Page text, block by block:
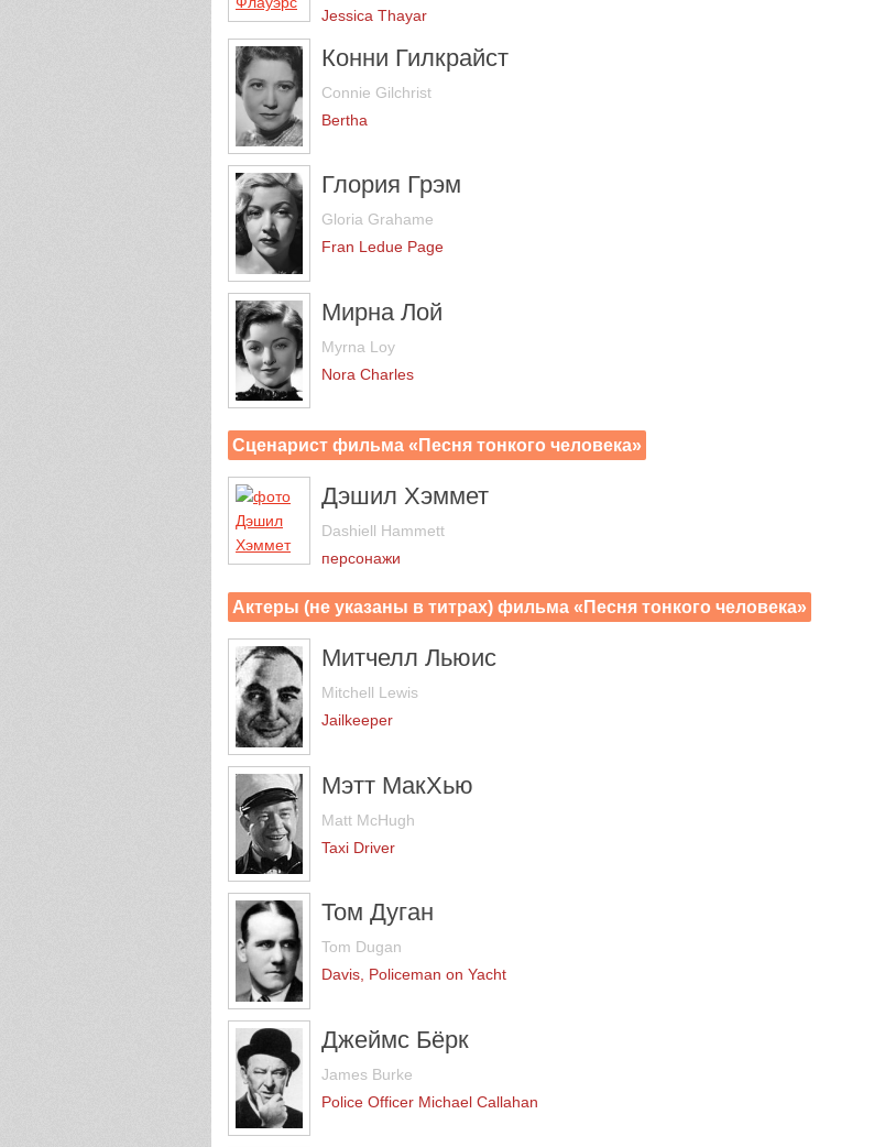
Jessica Thayar
Конни Гилкрайст
Connie Gilchrist
Bertha
Глория Грэм
Gloria Grahame
Fran Ledue Page
Мирна Лой
Myrna Loy
Nora Charles
Сценарист фильма «Песня тонкого человека»
Дэшил Хэммет
Dashiell Hammett
персонажи
Актеры (не указаны в титрах) фильма «Песня тонкого человека»
Митчелл Льюис
Mitchell Lewis
Jailkeeper
Мэтт МакХью
Matt McHugh
Taxi Driver
Том Дуган
Tom Dugan
Davis, Policeman on Yacht
Джеймс Бёрк
James Burke
Police Officer Michael Callahan